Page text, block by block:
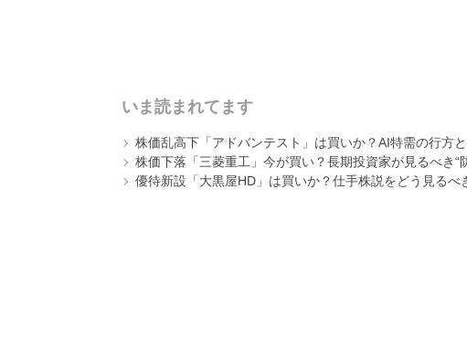
いま読まれてます
株価乱高下「アドバンテスト」は買いか？AI特需の行方
株価下落「三菱重工」今が買い？長期投資家が見るべき
優待新設「大黒屋HD」は買いか？仕手株説をどう見る